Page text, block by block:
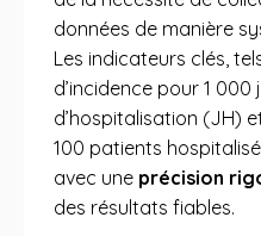
données de manière
Les indicateurs clés,
d’incidence pour 1 000
d’hospitalisation (JH)
100 patients
avec une précision
des résultats fiables.